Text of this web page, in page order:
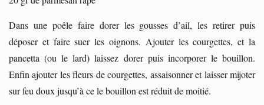
Dans une poêle faire dorer les gousses d’ail, les retirer puis
déposer et faire suer les oignons. Ajouter les courgettes, et la
pancetta (ou le lard) laissez dorer puis incorporer le bouillon.
Enfin ajouter les fleurs de courgettes, assaisonner et laisser mijoter
sur feu doux jusqu’à ce le bouillon est réduit de moitié.